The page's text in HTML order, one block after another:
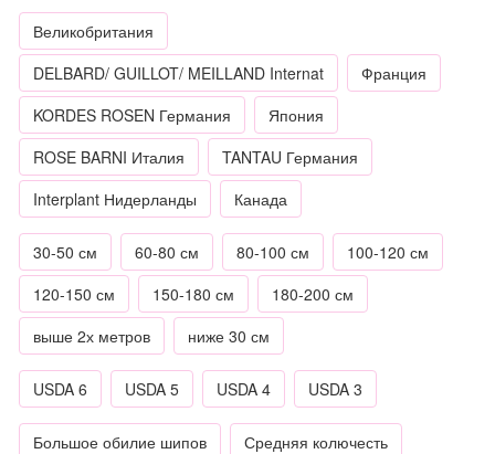
Великобритания
DELBARD/ GUILLOT/ MEILLAND Internat
Франция
KORDES ROSEN Германия
Япония
ROSE BARNI Италия
TANTAU Германия
Interplant Нидерланды
Канада
30-50 см 60-80 см 80-100 см
100-120 см
120-150 см
150-180 см
180-200 см
выше 2х метров
ниже 30 см
USDA 6 USDA 5 USDA 4 USDA 3
Большое обилие шипов
Средняя колючесть